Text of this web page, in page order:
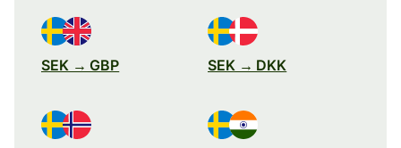
SEK → GBP SEK → DKK